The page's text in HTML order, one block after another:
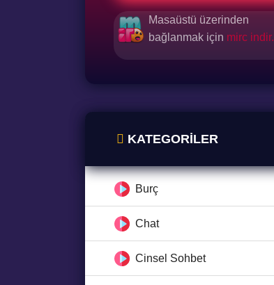
Masaüstü üzerinden
bağlanmak için mirc indir.
KATEGORILER
Burç
Chat
Cinsel Sohbet